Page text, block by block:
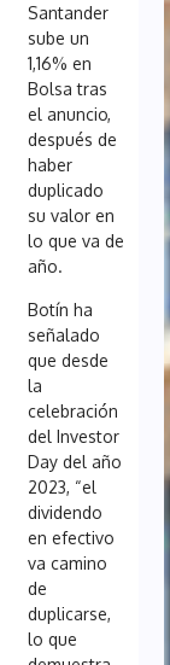
Santander
sube un
1,16% en
Bolsa tras
el anuncio,
después de
haber
duplicado
su valor en
lo que va de
año.
Botín ha
señalado
que desde
la
celebración
del Investor
Day del año
2023, “el
dividendo
en efectivo
va camino
de
duplicarse,
lo que